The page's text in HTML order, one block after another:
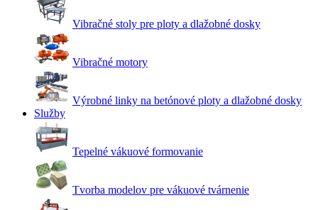
Vibračné stoly pre ploty a dlažobné dosky
Vibračné motory
Výrobné linky na betónové ploty a dlažobné dosky
Služby
Tepelné vákuové formovanie
Tvorba modelov pre vákuové tvárnenie